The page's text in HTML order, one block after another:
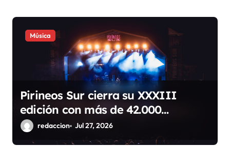
Música
Pirineos Sur cierra su XXXIII
edición con más de 42.000
espectadores, cuatro sold out y
récord de público familiar
redaccion Jul 27, 2026